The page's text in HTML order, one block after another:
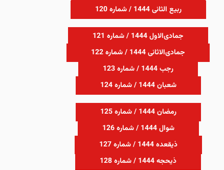
ربیع الثانی 1444 / شماره 120
جمادی‌الاول 1444 / شماره 121
جمادی‌الاثانی 1444 / شماره 122
رجب 1444 / شماره 123
شعبان 1444 / شماره 124
رمضان 1444 / شماره 125
شوال 1444 / شماره 126
ذیقعده 1444 / شماره 127
ذیحجه 1444 / شماره 128